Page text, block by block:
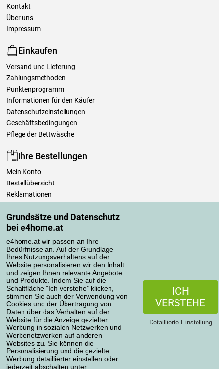
Grundsätze und Datenschutz
bei e4home.at
e4home.at wir passen an Ihre
Bedürfnisse an. Auf der Grundlage
Ihres Nutzungsverhaltens auf der
Website personalisieren wir den Inhalt
und zeigen Ihnen relevante Angebote
und Produkte. Indem Sie auf die
Schaltfläche "Ich verstehe" klicken,
stimmen Sie auch der Verwendung von
Cookies und der Übertragung von
Daten über das Verhalten auf der
Website für die Anzeige gezielter
Werbung in sozialen Netzwerken und
Werbenetzwerken auf anderen
Websites zu. Sie können die
Personalisierung und die gezielte
Werbung detaillierter einstellen oder
jederzeit abschalten unter
ICH
VERSTEHE
Detaillierte Einstellung
Kontakt
Über uns
Impressum
Einkaufen
Versand und Lieferung
Zahlungsmethoden
Punktenprogramm
Informationen für den Käufer
Datenschutzeinstellungen
Geschäftsbedingungen
Pflege der Bettwäsche
Ihre Bestellungen
Mein Konto
Bestellübersicht
Reklamationen
Einfach mehr wissen
Richtlinien zur Verarbeitung von Bewertungen
Transportarten
Zahlungsmethoden
Datenschutzerklärung